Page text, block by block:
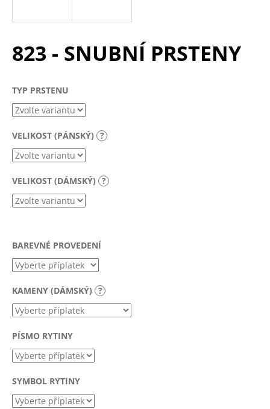
823 - SNUBNÍ PRSTENY
TYP PRSTENU
VELIKOST (PÁNSKÝ) ?
VELIKOST (DÁMSKÝ) ?
BAREVNÉ PROVEDENÍ
KAMENY (DÁMSKÝ) ?
PÍSMO RYTINY
SYMBOL RYTINY
í
t
HLEDAT
D
o
r
u
č
u
j
e
e